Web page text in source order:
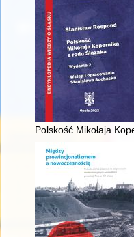
Polskość Mikołaja